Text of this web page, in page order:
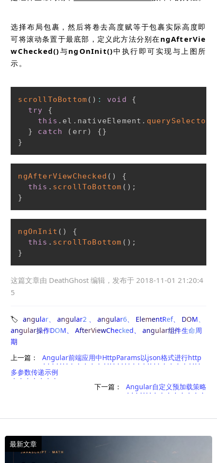
选择布局包裹，然后将卷去高度赋等于包裹实际高度即
可将滚动条置于最底部，定义此方法分别在 ngAfterVie
wChecked()与ngOnInit()中执行即可实现与上图所
示。
scrollToBottom ( ) : void
{
try
{
this . el . nativeElement . querySelector
}
catch ( err) {}
}
ngAfterViewChecked ( )
{
this . scrollToBottom ( ) ;
}
ngOnInit ( )
{
this . scrollToBottom ( ) ;
}
这篇文章由 DeathGhost 编辑，发布于 2018-11-01 21:20:4
5
angular angular2 angular6 ElementRef
DOM
angular操作DOM
AfterViewChecked
angular组件生命周
期
上一篇：
Angular前端应用中HttpParams以json格式进行http
多参数传递示例
下一篇：
Angular自定义预加载策略